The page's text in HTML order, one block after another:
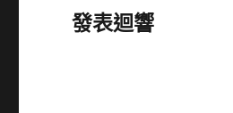
發表迴響